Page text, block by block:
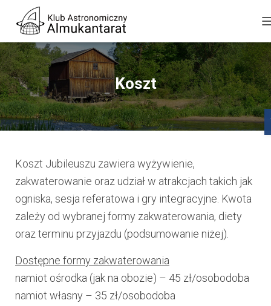
Ł
Koszt
Koszt Jubileuszu zawiera wyżywienie,
zakwaterowanie oraz udział w atrakcjach takich jak
ogniska, sesja referatowa i gry integracyjne. Kwota
zależy od wybranej formy zakwaterowania, diety
oraz terminu przyjazdu (podsumowanie niżej).
Dostępne formy zakwaterowania
namiot ośrodka (jak na obozie) – 45 zł/osobodoba
namiot własny – 35 zł/osobodoba